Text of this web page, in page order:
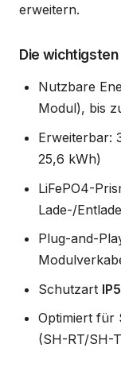
erweitern.
Die
Nutzbare
Modul), bis
Erweiterbar:
25,6 kWh)
LiFePO4-
Lade-/
Plug-and-
Schutzart
Optimiert für
(SH-RT/SH-